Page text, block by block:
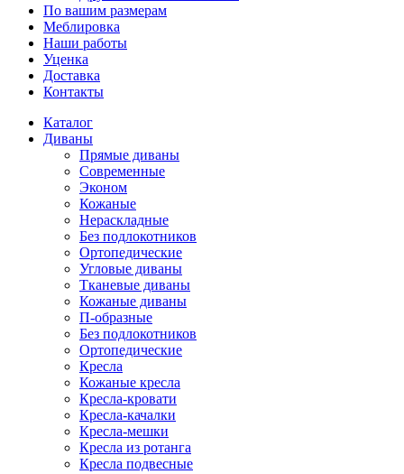
По вашим размерам
Меблировка
Наши работы
Уценка
Доставка
Контакты
Каталог
Диваны
Прямые диваны
Современные
Эконом
Кожаные
Нераскладные
Без подлокотников
Ортопедические
Угловые диваны
Тканевые диваны
Кожаные диваны
П-образные
Без подлокотников
Ортопедические
Кресла
Кожаные кресла
Кресла-кровати
Кресла-качалки
Кресла-мешки
Кресла из ротанга
Кресла подвесные